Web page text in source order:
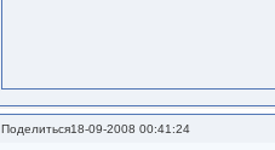
Поделиться18-09-2008 00:41:24